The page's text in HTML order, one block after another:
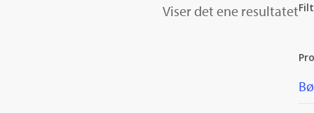
Viser det ene resultatet